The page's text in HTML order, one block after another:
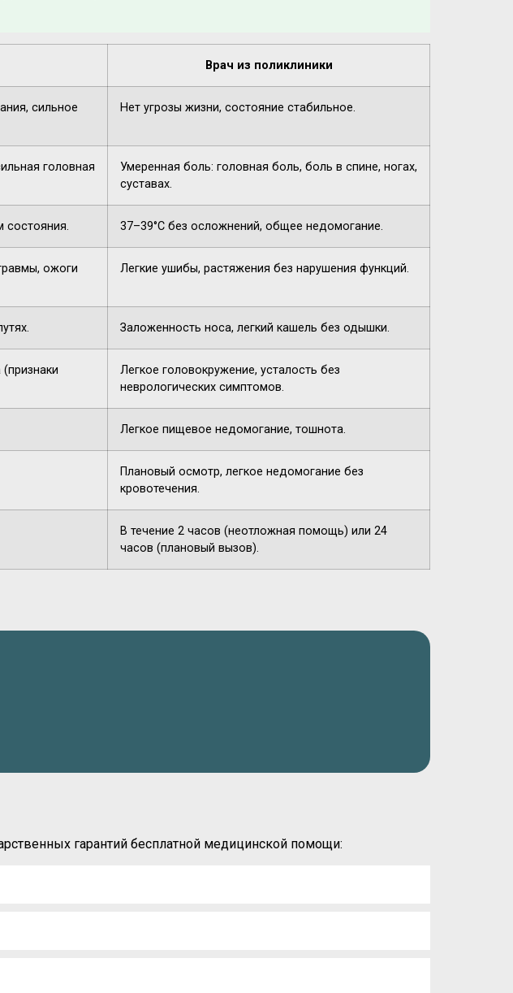
Врач из поликлиники
сильное
Нет угрозы жизни, состояние стабильное.
головная
Умеренная боль: головная боль, боль в спине, ногах,
суставах.
состояния. 37–39°C без осложнений, общее недомогание.
ожоги
Легкие ушибы, растяжения без нарушения функций.
Заложенность носа, легкий кашель без одышки.
Легкое головокружение, усталость без
неврологических симптомов.
Легкое пищевое недомогание, тошнота.
Плановый осмотр, легкое недомогание без
кровотечения.
В течение 2 часов (неотложная помощь) или 24
часов (плановый вызов).
гарантий бесплатной медицинской помощи: